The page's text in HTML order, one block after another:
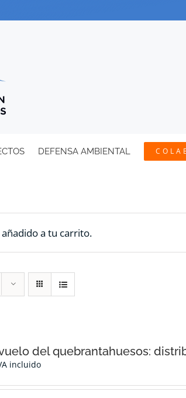
DEFENSA AMBIENTAL
a tu carrito.
del quebrantahuesos:
incluido